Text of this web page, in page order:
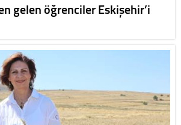
gelen öğrenciler Eskişehir’i